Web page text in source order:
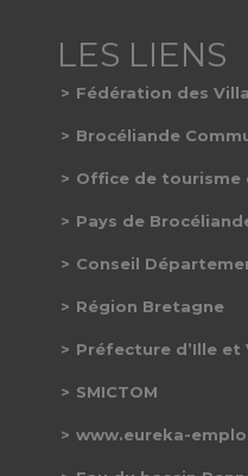
Fédération des
Brocéliande
Office de tourisme
Pays de
Conseil
Région Bretagne
Préfecture d’Ille et
SMICTOM
www.eureka-